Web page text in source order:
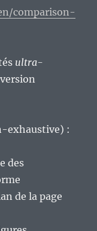
comparison-
ultra-
exhaustive) :
des
de la page